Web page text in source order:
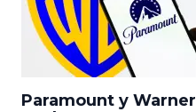
Paramount y Warner